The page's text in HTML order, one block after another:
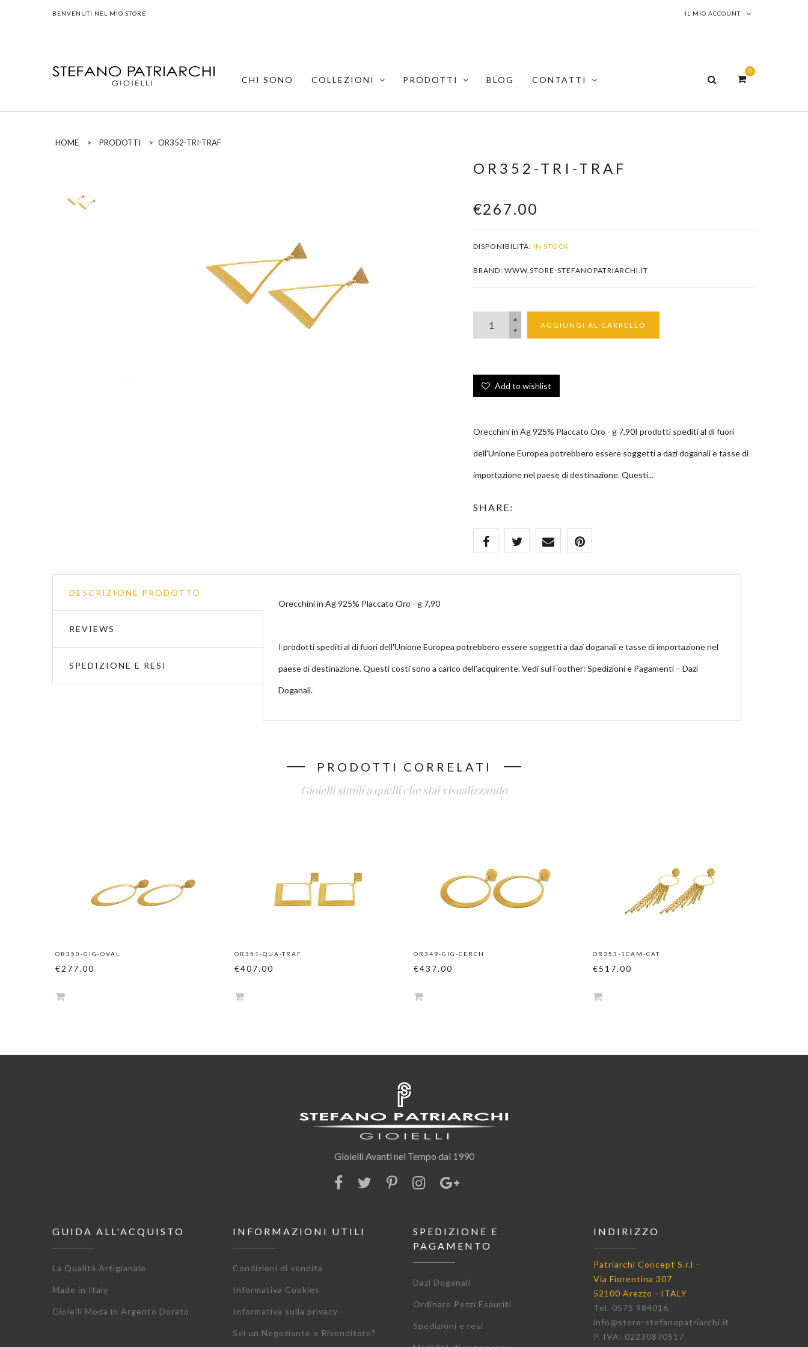
BENVENUTI NEL MIO STORE IL MIO ACCOUNT
CHI SONO COLLEZIONI PRODOTTI BLOG CONTATTI
0
HOME > PRODOTTI > OR352-TRI-TRAF
OR352-TRI-TRAF
€267.00
DISPONIBILITÀ: IN STOCK
BRAND: WWW.STORE-STEFANOPATRIARCHI.IT
AGGIUNGI AL CARRELLO
Add to wishlist
Orecchini in Ag 925% Placcato Oro - g 7,90I prodotti spediti al di fuori
dell'Unione Europea potrebbero essere soggetti a dazi doganali e tasse di
importazione nel paese di destinazione. Questi...
SHARE:
DESCRIZIONE PRODOTTO
REVIEWS
SPEDIZIONE E RESI
Orecchini in Ag 925% Placcato Oro - g 7,90
I prodotti spediti al di fuori dell'Unione Europea potrebbero essere soggetti a dazi doganali e tasse di importazione nel
paese di destinazione. Questi costi sono a carico dell'acquirente. Vedi sul Foother: Spedizioni e Pagamenti – Dazi
Doganali.
PRODOTTI CORRELATI
Gioielli simili a quelli che stai visualizzando
OR350-GIG-OVAL
€277.00
OR351-QUA-TRAF
€407.00
OR349-GIG-CERCH
€437.00
OR353-1CAM-CAT
€517.00
Gioielli Avanti nel Tempo dal 1990
GUIDA ALL'ACQUISTO
La Qualità Artigianale
Made in Italy
Gioielli Moda in Argento Dorato
INFORMAZIONI UTILI
Condizioni di vendita
Informativa Cookies
Informativa sulla privacy
Sei un Negoziante o Rivenditore?
SPEDIZIONE E
PAGAMENTO
Dazi Doganali
Ordinare Pezzi Esauriti
Spedizioni e resi
INDIRIZZO
Patriarchi Concept S.r.l –
Via Fiorentina 307
52100 Arezzo - ITALY
Tel. 0575 984016
info@store-stefanopatriarchi.it
P. IVA: 02230870517